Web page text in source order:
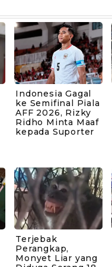
Indonesia Gagal
ke Semifinal Piala
AFF 2026, Rizky
Ridho Minta Maaf
kepada Suporter
Terjebak
Perangkap,
Monyet Liar yang